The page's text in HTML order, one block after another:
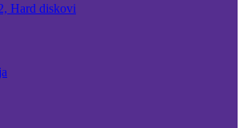
Hard diskovi